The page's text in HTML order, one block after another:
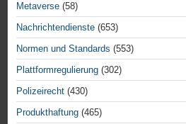
Metaverse (58)
Nachrichtendienste (653)
Normen und Standards (553)
Plattformregulierung (302)
Polizeirecht (430)
Produkthaftung (465)